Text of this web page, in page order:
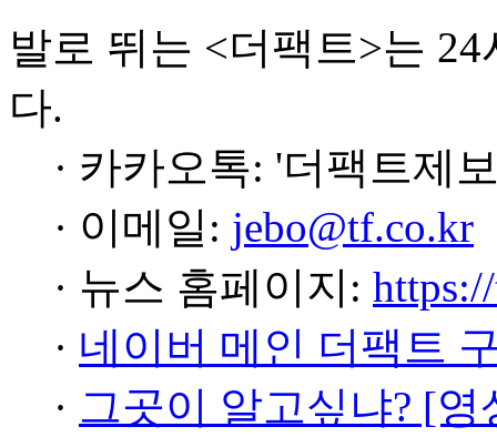
발로 뛰는 <더팩트>는
다.
· 카카오톡: '더팩트제
· 이메일: jebo@tf.co.kr
· 뉴스 홈페이지:
· 네이버 메인 더팩트
· 그곳이 알고싶냐? [